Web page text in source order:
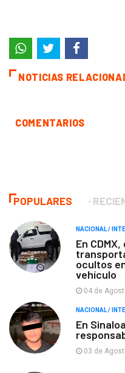
NOTICIAS
COMENTARIOS
POPULARES
NACIONAL /
En
ocultos
vehículo
04 de
NACIONAL /
En
03 de